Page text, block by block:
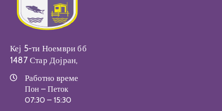
Кеј 5-ти Ноември бб
1487 Стар Дојран,
Работно време
Пон – Петок
07:30 – 15:30